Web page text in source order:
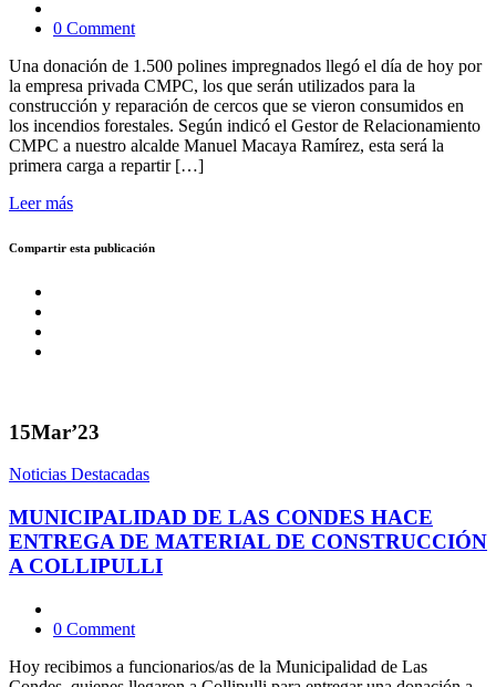
0 Comment
Una donación de 1.500 polines impregnados llegó el día de hoy por
la empresa privada CMPC, los que serán utilizados para la
construcción y reparación de cercos que se vieron consumidos en
los incendios forestales. Según indicó el Gestor de Relacionamiento
CMPC a nuestro alcalde Manuel Macaya Ramírez, esta será la
primera carga a repartir […]
Leer más
Compartir esta publicación
15Mar’23
Noticias Destacadas
MUNICIPALIDAD DE LAS CONDES HACE
ENTREGA DE MATERIAL DE CONSTRUCCIÓN
A COLLIPULLI
0 Comment
Hoy recibimos a funcionarios/as de la Municipalidad de Las